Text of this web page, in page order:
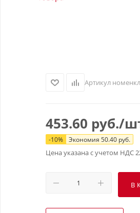
Артикул
453.60 руб./
-10% Экономия 50.40руб.
Цена указана с учетом НДС
В